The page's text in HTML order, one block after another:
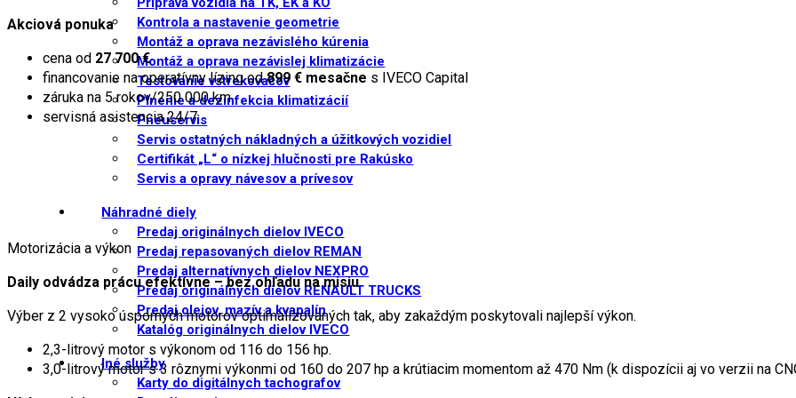
Kontrola a nastavenie geometrie
Montáž a oprava nezávislého kúrenia
Montáž a oprava nezávislej klimatizácie
Testovanie vstrekovačov
Plnenie a dezinfekcia klimatizácií
Pneuservis
Servis ostatných nákladných a úžitkových vozidiel
Certifikát „L“ o nízkej hlučnosti pre Rakúsko
Servis a opravy návesov a prívesov
Náhradné diely
Predaj originálnych dielov IVECO
Predaj repasovaných dielov REMAN
Predaj alternatívnych dielov NEXPRO
Predaj originálnych dielov RENAULT TRUCKS
Predaj olejov, mazív a kvapalín
Katalóg originálnych dielov IVECO
Iné služby
Karty do digitálnych tachografov
Akciová ponuka
cena od 27 700€
financovanie na operatívny lízing od899 € mesačne s IVECO Capital
záruka na 5 rokov/250 000 km
servisná asistencia 24/7
Motorizácia a výkon
Daily odvádza prácu efektívne – bez ohľadu na misiu
Výber z 2 vysoko úsporných motorov optimalizovaných tak, aby zakaždým poskytovali najlepší výkon.
2,3-litrový motor s výkonom od 116 do 156 hp.
3,0-litrový motor s 3 rôznymi výkonmi od 160 do 207 hp a krútiacim momentom až 470 Nm (k dispozícii aj vo verzii na